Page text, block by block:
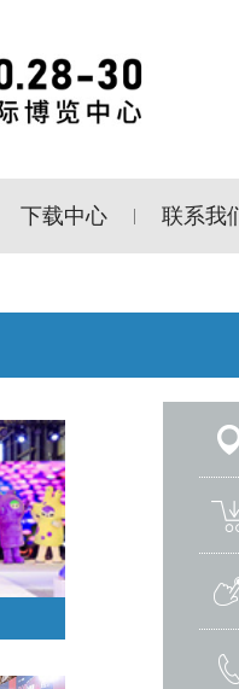
下载中心 联系我